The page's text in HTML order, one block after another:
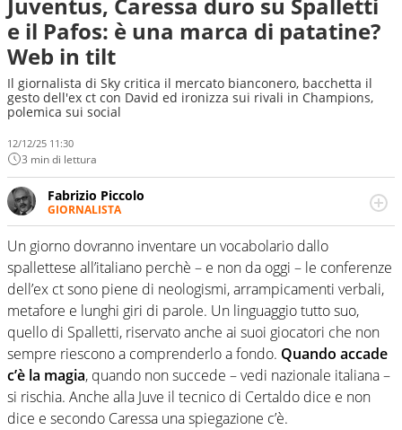
e il Pafos: è una marca di patatine?
Web in tilt
Il giornalista di Sky critica il mercato bianconero, bacchetta il
gesto dell'ex ct con David ed ironizza sui rivali in Champions,
polemica sui social
12/12/25 11:30
3 min di lettura
Fabrizio Piccolo
GIORNALISTA
Nella sua carriera ha seguito numerose manifestazioni
sportive e collaborato con agenzie e testate. Esperienza,
competenza, conoscenza e memoria storica. Si occupa
prevalentemente di calcio
Un giorno dovranno inventare un vocabolario dallo
spallettese all’italiano perchè – e non da oggi – le conferenze
dell’ex ct sono piene di neologismi, arrampicamenti verbali,
metafore e lunghi giri di parole. Un linguaggio tutto suo,
quello di Spalletti, riservato anche ai suoi giocatori che non
sempre riescono a comprenderlo a fondo. Quando accade
c’è la magia, quando non succede – vedi nazionale italiana –
si rischia. Anche alla Juve il tecnico di Certaldo dice e non
dice e secondo Caressa una spiegazione c’è.